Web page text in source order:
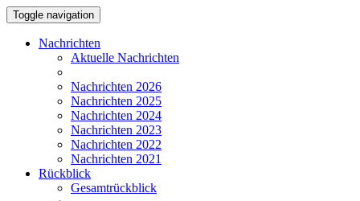
Toggle navigation
Nachrichten
Aktuelle Nachrichten
Nachrichten 2026
Nachrichten 2025
Nachrichten 2024
Nachrichten 2023
Nachrichten 2022
Nachrichten 2021
Rückblick
Gesamtrückblick